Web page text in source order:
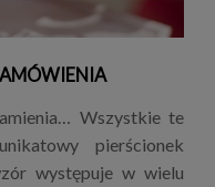
Wszystkie te
pierścionek
występuje w wielu